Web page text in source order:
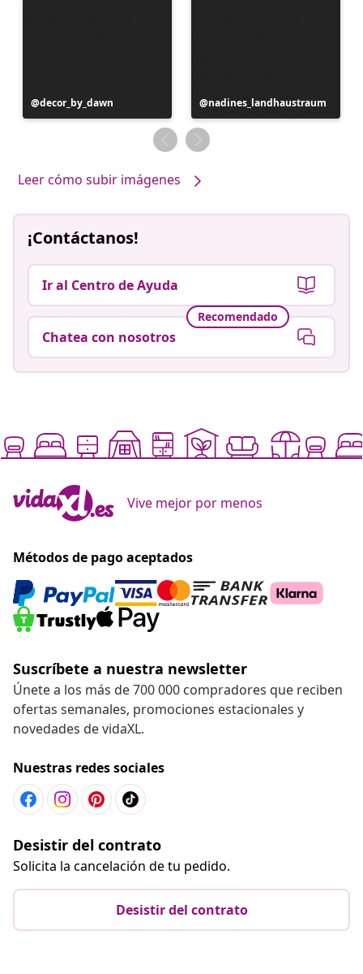
Publicación
realizada
decor_by_dawn
Publicación
realizada
por
nadines_landhaustraum
Leer cómo subir imágenes
¡Contáctanos!
Ir al Centro de Ayuda
Recomendado
Chatea con nosotros
Vive mejor por menos
Métodos de pago aceptados
Suscríbete a nuestra newsletter
Únete a los más de 700 000 compradores que reciben
ofertas semanales, promociones estacionales y
novedades de vidaXL.
Nuestras redes sociales
Desistir del contrato
Solicita la cancelación de tu pedido.
Desistir del contrato